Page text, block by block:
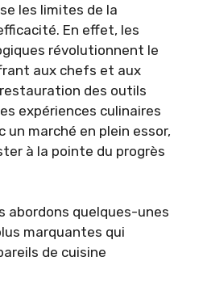
les limites de la
En effet, les
révolutionnent le
aux chefs et aux
des outils
expériences culinaires
un marché en plein essor,
à la pointe du progrès
abordons quelques-unes
marquantes qui
de cuisine